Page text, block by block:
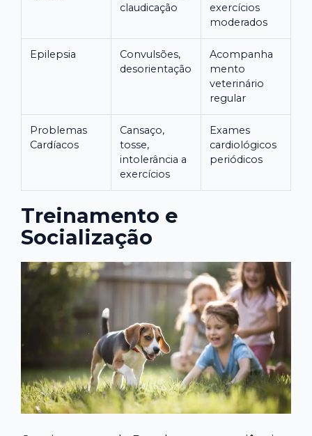
claudicação
exercícios
moderados
Epilepsia
Convulsões,
desorientação
Acompanha
mento
veterinário
regular
Problemas
Cardíacos
Cansaço,
tosse,
intolerância a
exercícios
Exames
cardiológicos
periódicos
Treinamento e
Socialização